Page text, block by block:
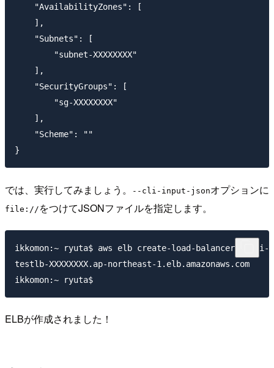
    "AvailabilityZones": [
    ],
    "Subnets": [
        "subnet-XXXXXXXX"
    ],
    "SecurityGroups": [
        "sg-XXXXXXXX"
    ],
    "Scheme": ""
では、実行してみましょう。 --cli-input-jsonオプションに
file:// をつけてJSONファイルを指定します。
ikkomon:~ ryuta$ aws elb create-load-balancer --
testlb-XXXXXXXX.ap-northeast-1.elb.amazonaws.com
ELBが作成されました！